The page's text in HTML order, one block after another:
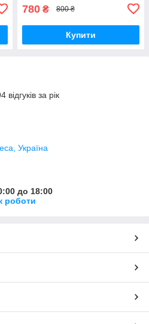
780 ₴ 800 ₴
Купити
за рік
Україна
до 18:00
роботи